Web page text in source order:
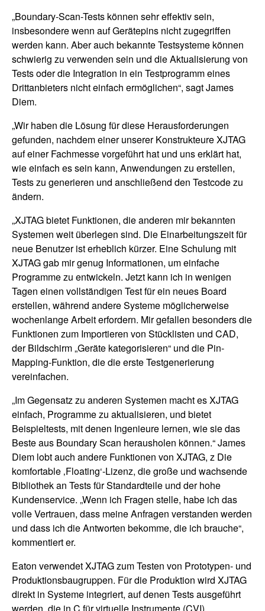
„Boundary-Scan-Tests können sehr effektiv sein,
insbesondere wenn auf Gerätepins nicht zugegriffen
werden kann. Aber auch bekannte Testsysteme können
schwierig zu verwenden sein und die Aktualisierung von
Tests oder die Integration in ein Testprogramm eines
Drittanbieters nicht einfach ermöglichen“, sagt James
Diem.
„Wir haben die Lösung für diese Herausforderungen
gefunden, nachdem einer unserer Konstrukteure XJTAG
auf einer Fachmesse vorgeführt hat und uns erklärt hat,
wie einfach es sein kann, Anwendungen zu erstellen,
Tests zu generieren und anschließend den Testcode zu
ändern.
„XJTAG bietet Funktionen, die anderen mir bekannten
Systemen weit überlegen sind. Die Einarbeitungszeit für
neue Benutzer ist erheblich kürzer. Eine Schulung mit
XJTAG gab mir genug Informationen, um einfache
Programme zu entwickeln. Jetzt kann ich in wenigen
Tagen einen vollständigen Test für ein neues Board
erstellen, während andere Systeme möglicherweise
wochenlange Arbeit erfordern. Mir gefallen besonders die
Funktionen zum Importieren von Stücklisten und CAD,
der Bildschirm „Geräte kategorisieren“ und die Pin-
Mapping-Funktion, die die erste Testgenerierung
vereinfachen.
„Im Gegensatz zu anderen Systemen macht es XJTAG
einfach, Programme zu aktualisieren, und bietet
Beispieltests, mit denen Ingenieure lernen, wie sie das
Beste aus Boundary Scan herausholen können.“ James
Diem lobt auch andere Funktionen von XJTAG, z Die
komfortable ‚Floating‘-Lizenz, die große und wachsende
Bibliothek an Tests für Standardteile und der hohe
Kundenservice. „Wenn ich Fragen stelle, habe ich das
volle Vertrauen, dass meine Anfragen verstanden werden
und dass ich die Antworten bekomme, die ich brauche“,
kommentiert er.
Eaton verwendet XJTAG zum Testen von Prototypen- und
Produktionsbaugruppen. Für die Produktion wird XJTAG
direkt in Systeme integriert, auf denen Tests ausgeführt